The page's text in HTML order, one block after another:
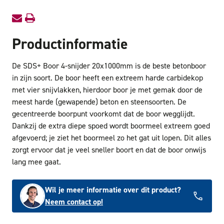
Productinformatie
De SDS+ Boor 4-snijder 20x1000mm is de beste betonboor
in zijn soort. De boor heeft een extreem harde carbidekop
met vier snijvlakken, hierdoor boor je met gemak door de
meest harde (gewapende) beton en steensoorten. De
gecentreerde boorpunt voorkomt dat de boor wegglijdt.
Dankzij de extra diepe spoed wordt boormeel extreem goed
afgevoerd; je ziet het boormeel zo het gat uit lopen. Dit alles
zorgt ervoor dat je veel sneller boort en dat de boor onwijs
lang mee gaat.
Wil je meer informatie over dit product?
Neem contact op!